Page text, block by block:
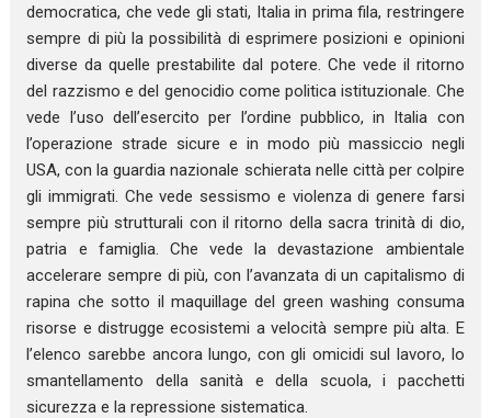
democratica, che vede gli stati, Italia in prima fila, restringere
sempre di più la possibilità di esprimere posizioni e opinioni
diverse da quelle prestabilite dal potere. Che vede il ritorno
del razzismo e del genocidio come politica istituzionale. Che
vede l’uso dell’esercito per l’ordine pubblico, in Italia con
l’operazione strade sicure e in modo più massiccio negli
USA, con la guardia nazionale schierata nelle città per colpire
gli immigrati. Che vede sessismo e violenza di genere farsi
sempre più strutturali con il ritorno della sacra trinità di dio,
patria e famiglia. Che vede la devastazione ambientale
accelerare sempre di più, con l’avanzata di un capitalismo di
rapina che sotto il maquillage del green washing consuma
risorse e distrugge ecosistemi a velocità sempre più alta. E
l’elenco sarebbe ancora lungo, con gli omicidi sul lavoro, lo
smantellamento della sanità e della scuola, i pacchetti
sicurezza e la repressione sistematica.